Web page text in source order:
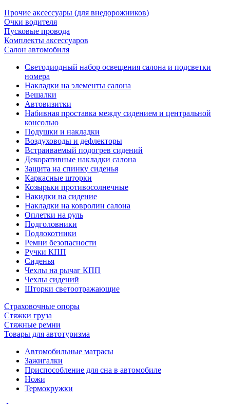
Прочие аксессуары (для внедорожников)
Очки водителя
Пусковые провода
Комплекты аксессуаров
Салон автомобиля
Светодиодный набор освещения салона и подсветки
номера
Накладки на элементы салона
Вешалки
Автовизитки
Набивная проставка между сидением и центральной
консолью
Подушки и накладки
Воздуховоды и дефлекторы
Встраиваемый подогрев сидений
Декоративные накладки салона
Защита на спинку сиденья
Каркасные шторки
Козырьки противосолнечные
Накидки на сидение
Накладки на ковролин салона
Оплетки на руль
Подголовники
Подлокотники
Ремни безопасности
Ручки КПП
Сиденья
Чехлы на рычаг КПП
Чехлы сидений
Шторки светоотражающие
Страховочные опоры
Стяжки груза
Стяжные ремни
Товары для автотуризма
Автомобильные матрасы
Зажигалки
Приспособление для сна в автомобиле
Ножи
Термокружки